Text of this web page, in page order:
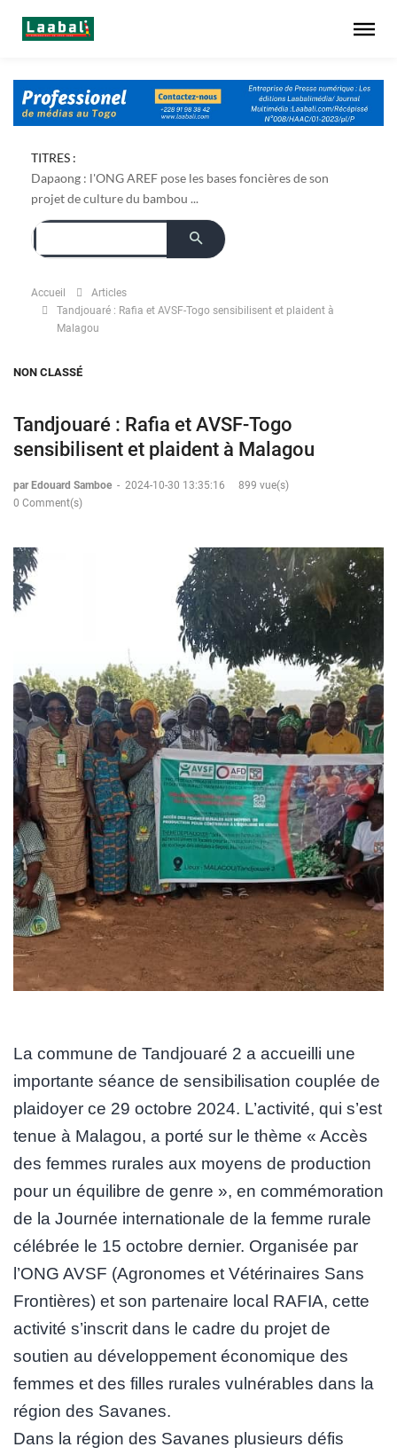
TITRES :
Dapaong : l'ONG AREF pose les bases foncières de son
projet de culture du bambou ...
Accueil
Articles
Tandjouaré : Rafia et AVSF-Togo sensibilisent et plaident à
Malagou
NON CLASSÉ
Tandjouaré : Rafia et AVSF-Togo
sensibilisent et plaident à Malagou
par Edouard Samboe - 2024-10-30 13:35:16
899 vue(s)
0 Comment(s)
La commune de Tandjouaré 2 a accueilli une
importante séance de sensibilisation couplée de
plaidoyer ce 29 octobre 2024. L’activité, qui s’est
tenue à Malagou, a porté sur le thème « Accès
des femmes rurales aux moyens de production
pour un équilibre de genre », en commémoration
de la Journée internationale de la femme rurale
célébrée le 15 octobre dernier. Organisée par
l’ONG AVSF (Agronomes et Vétérinaires Sans
Frontières) et son partenaire local RAFIA, cette
activité s’inscrit dans le cadre du projet de
soutien au développement économique des
femmes et des filles rurales vulnérables dans la
région des Savanes.
Dans la région des Savanes plusieurs défis